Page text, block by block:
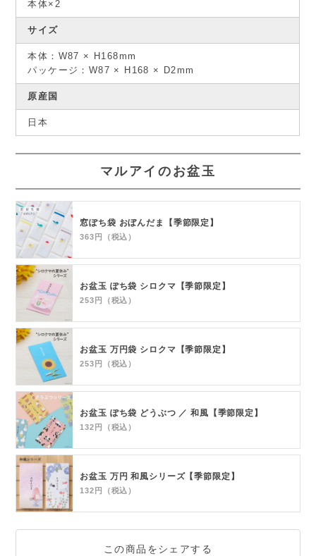
本体×2
サイズ
本体： W87 × H168mm
パッケージ： W87 × H168 × D2mm
原産国
日本
マルアイのお盆玉
窓ぽち袋 おぼんだま【季節限定】
363円（税込）
お盆玉 ぽち袋 シロクマ【季節限定】
253円（税込）
お盆玉 万円袋 シロクマ【季節限定】
253円（税込）
お盆玉 ぽち袋 どうぶつ ／ 和風【季節限定】
132円（税込）
お盆玉 万円 和風シリーズ【季節限定】
132円（税込）
この商品をシェアする